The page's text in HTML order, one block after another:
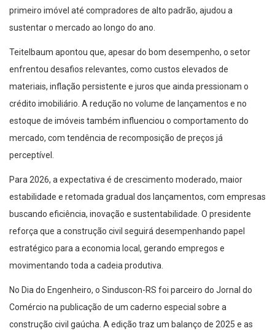
primeiro imóvel até compradores de alto padrão, ajudou a
sustentar o mercado ao longo do ano.
Teitelbaum apontou que, apesar do bom desempenho, o setor
enfrentou desafios relevantes, como custos elevados de
materiais, inflação persistente e juros que ainda pressionam o
crédito imobiliário. A redução no volume de lançamentos e no
estoque de imóveis também influenciou o comportamento do
mercado, com tendência de recomposição de preços já
perceptível.
Para 2026, a expectativa é de crescimento moderado, maior
estabilidade e retomada gradual dos lançamentos, com empresas
buscando eficiência, inovação e sustentabilidade. O presidente
reforça que a construção civil seguirá desempenhando papel
estratégico para a economia local, gerando empregos e
movimentando toda a cadeia produtiva.
No Dia do Engenheiro, o Sinduscon-RS foi parceiro do Jornal do
Comércio na publicação de um caderno especial sobre a
construção civil gaúcha. A edição traz um balanço de 2025 e as